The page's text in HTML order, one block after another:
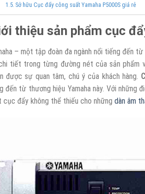
Sở hữu Cục đẩy công suất Yamaha P5000S giá rẻ
thiệu sản phẩm cục
– một tập đoàn đa ngành nổi tiếng đến
tiết trong từng đường nét của sản phẩm
được sự quan tâm, chú ý của khách hàng.
đến từ thương hiệu Yamaha này. Với
cục đẩy không thể thiếu cho những dàn âm